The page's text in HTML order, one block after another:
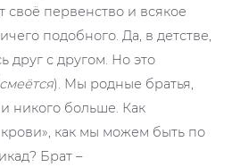
своё первенство и всякое
подобного. Да, в детстве,
друг с другом. Но это
смеётся). Мы родные братья,
и никого больше. Как
как мы можем быть по
Брат –